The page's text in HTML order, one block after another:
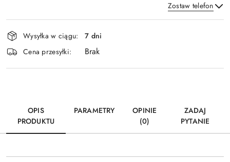
Zostaw telefon
Dostępność
i
dostawa
Wysyłka w ciągu:
7 dni
Cena przesyłki:
Brak
OPIS
PRODUKTU
PARAMETRY
OPINIE
(0)
ZADAJ
PYTANIE